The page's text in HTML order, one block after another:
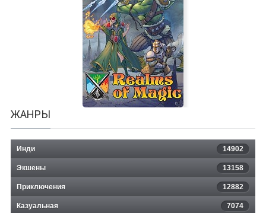
Alien Breed 2: Assault
ЖАНРЫ
Инди 14902
Экшены 13158
Приключения 12882
Казуальная 7074